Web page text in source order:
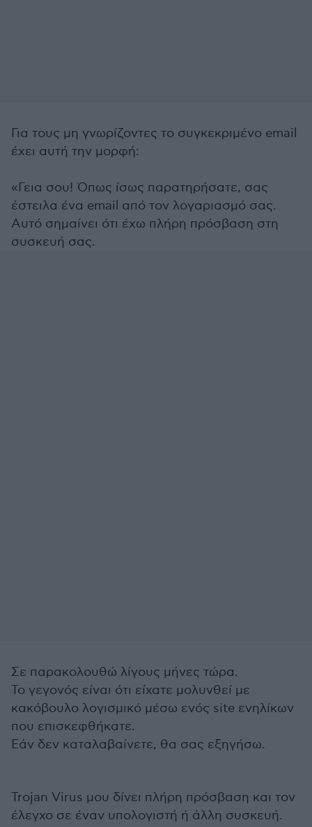
Για τους μη γνωρίζοντες το συγκεκριμένο email
έχει αυτή την μορφή:
«Γεια σου! Όπως ίσως παρατηρήσατε, σας
έστειλα ένα email από τον λογαριασμό σας.
Αυτό σημαίνει ότι έχω πλήρη πρόσβαση στη
συσκευή σας.
Σε παρακολουθώ λίγους μήνες τώρα.
Το γεγονός είναι ότι είχατε μολυνθεί με
κακόβουλο λογισμικό μέσω ενός site ενηλίκων
που επισκεφθήκατε.
Εάν δεν καταλαβαίνετε, θα σας εξηγήσω.
Trojan Virus μου δίνει πλήρη πρόσβαση και τον
έλεγχο σε έναν υπολογιστή ή άλλη συσκευή.